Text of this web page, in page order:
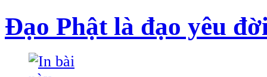
Đạo Phật là đạo yêu